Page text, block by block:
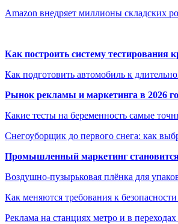
Amazon внедряет миллионы складских
Как построить систему тестирования
Как подготовить автомобиль к
Рынок рекламы и маркетинга в 2026
Какие тесты на беременность самые
Снегоуборщик до первого снега: как
Промышленный маркетинг
Воздушно-пузырьковая плёнка для
Как меняются требования к
Реклама на станциях метро и в